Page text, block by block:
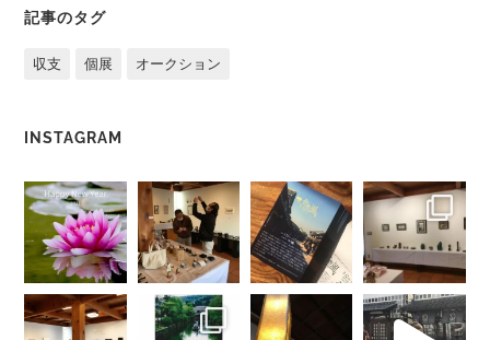
記事のタグ
収支 個展 オークション
INSTAGRAM